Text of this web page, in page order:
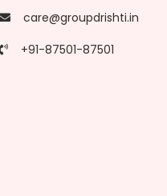
care@groupdrishti.in
+91-87501-87501